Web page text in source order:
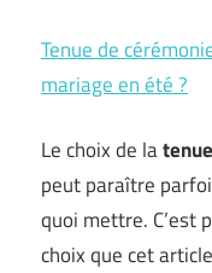
Tenue de
mariage en été ?
Le choix de la
peut paraître
quoi mettre. C’est
choix que cet